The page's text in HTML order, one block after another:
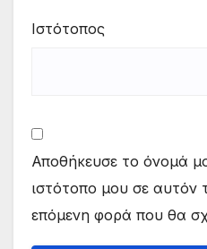
Ιστότοπος
Αποθήκευσε το όνομά
ιστότοπο μου σε αυτόν
επόμενη φορά που θα